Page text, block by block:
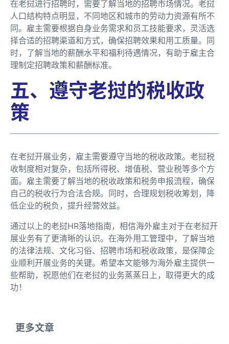
在老挝进行招聘时，需要了解当地的招聘市场情况。老挝
人口结构特点明显，不同地区和城市的劳动力资源有所不
同。雇主需要根据自身业务需求和员工技能要求，灵活选
择合适的招聘渠道和方式，确保招聘效果和用工质量。同
时，了解当地的薪酬水平和福利待遇情况，有助于雇主合
理制定招聘政策和薪酬标准。
五、遵守老挝的税收政
策
在老挝开展业务，雇主需要遵守当地的税收政策。老挝税
收制度相对复杂，包括所得税、增值税、营业税等多个方
面。雇主需要了解当地的税收政策和税务申报流程，确保
自己的税收行为合法合规。同时，合理规划税收筹划，降
低企业的税负，提升经营效益。
通过以上的老挝HR落地指南，相信海外雇主对于在老挝开
展业务有了更清晰的认识。在海外用工管理中，了解当地
的法律法规、文化习俗、招聘市场和税收政策，是保障企
业顺利开展业务的关键。希望本文能够为海外雇主提供一
些帮助，祝愿他们在老挝的业务蒸蒸日上，取得更大的成
功！
更多文章